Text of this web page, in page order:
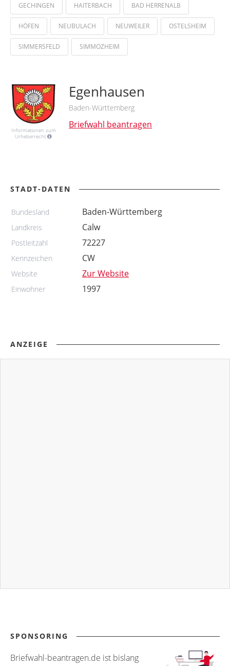
GECHINGEN HAITERBACH BAD HERRENALB
HÖFEN NEUBULACH NEUWEILER OSTELSHEIM
SIMMERSFELD SIMMOZHEIM
Informationen zum
Urheberrecht
Egenhausen
Baden-Württemberg
Briefwahl beantragen
STADT-DATEN
Bundesland Baden-Württemberg
Landkreis Calw
Postleitzahl 72227
Kennzeichen CW
Website Zur Website
Einwohner 1997
ANZEIGE
SPONSORING
Briefwahl-beantragen.de ist bislang